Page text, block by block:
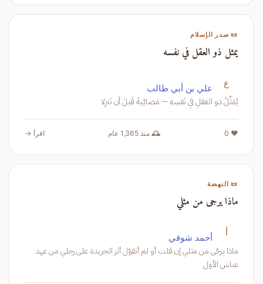
📜 صدر الإسلام
يمثل ذو العقل في نفسه
ع علي بن أبي طالب
يُمَثِّلُ ذو العَقلِ في نَفسِهِ — مَصائِبهُ قَبلَ أَن تَنزِلا
❤️ 0 🕰️ منذ 1,365 عام اقرأ →
📜 النهضة
ماذا يرجى من مثلي
أ أحمد شوقي
ماذا يرجَّى من مثلي إن قلت أو لم أتقوّل أثر الجريدة على رجلي من عهد
عباس الأول